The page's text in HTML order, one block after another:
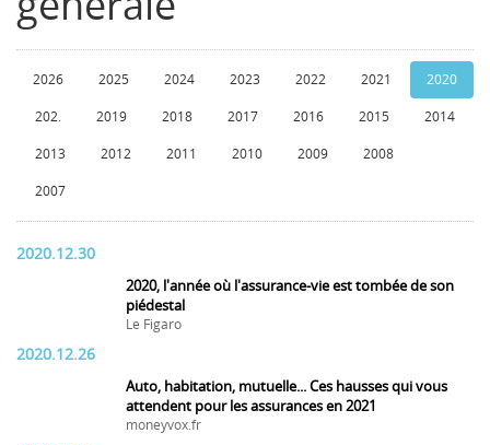
2026 2025 2024 2023 2022 2021 2020
202. 2019 2018 2017 2016 2015 2014
2013 2012 2011 2010 2009 2008
2007
2020.12.30
2020, l'année où l'assurance-vie est tombée de son
piédestal
Le Figaro
2020.12.26
Auto, habitation, mutuelle... Ces hausses qui vous
attendent pour les assurances en 2021
moneyvox.fr